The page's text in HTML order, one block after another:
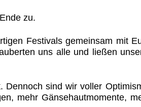
zu.
Festivals gemeinsam mit
uns alle und ließen
sind wir voller
mehr Gänsehautmomente,